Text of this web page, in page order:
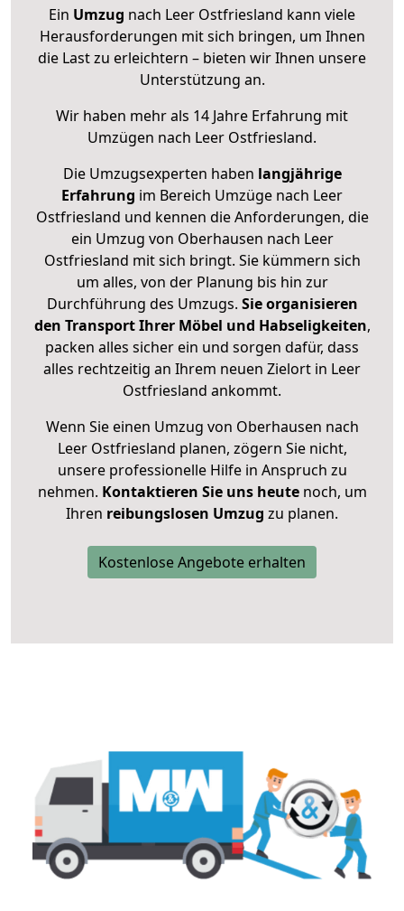
Ein Umzug nach Leer Ostfriesland kann viele
Herausforderungen mit sich bringen, um Ihnen
die Last zu erleichtern – bieten wir Ihnen unsere
Unterstützung an.
Wir haben mehr als 14 Jahre Erfahrung mit
Umzügen nach Leer Ostfriesland.
Die Umzugsexperten haben langjährige
Erfahrung im Bereich Umzüge nach Leer
Ostfriesland und kennen die Anforderungen, die
ein Umzug von Oberhausen nach Leer
Ostfriesland mit sich bringt. Sie kümmern sich
um alles, von der Planung bis hin zur
Durchführung des Umzugs. Sie organisieren
den Transport Ihrer Möbel und Habseligkeiten,
packen alles sicher ein und sorgen dafür, dass
alles rechtzeitig an Ihrem neuen Zielort in Leer
Ostfriesland ankommt.
Wenn Sie einen Umzug von Oberhausen nach
Leer Ostfriesland planen, zögern Sie nicht,
unsere professionelle Hilfe in Anspruch zu
nehmen. Kontaktieren Sie uns heutenoch, um
Ihren reibungslosen Umzug zu planen.
Kostenlose Angebote erhalten